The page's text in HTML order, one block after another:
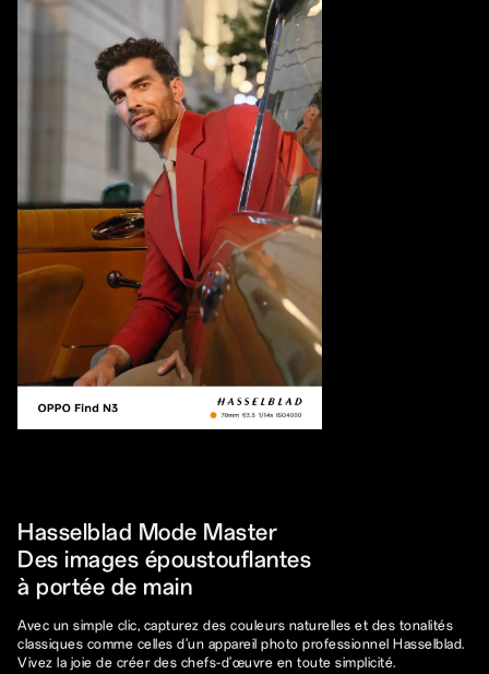
Hasselblad Mode Master
Des images époustouflantes
à portée de main
Avec un simple clic, capturez des couleurs naturelles et des tonalités
classiques comme celles d'un appareil photo professionnel Hasselblad.
Vivez la joie de créer des chefs-d'œuvre en toute simplicité.